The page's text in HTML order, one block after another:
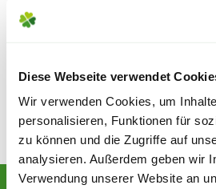
Diese Webseite verwendet
Wir verwenden Cookies, um
personalisieren, Funktionen für
zu können und die Zugriffe auf
analysieren. Außerdem geben wir
Verwendung unserer Website an